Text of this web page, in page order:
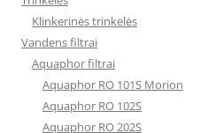
Klinkerinės trinkelės
Vandens filtrai
Aquaphor filtrai
Aquaphor RO 101S Morion
Aquaphor RO 102S
Aquaphor RO 202S